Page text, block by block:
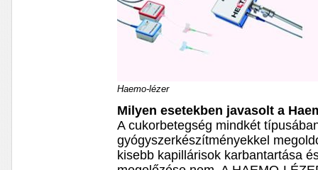
Haemo-lézer
Milyen esetekben javasolt a
A cukorbetegség mindkét
gyógyszerkészítményekkel
kisebb kapillárisok karbantartása